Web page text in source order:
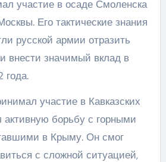
участие в осаде Смоленска
Его тактические знания
русской армии отразить
внести значимый вклад в
года.
участие в Кавказских
активную борьбу с горными
в Крыму. Он смог
с сложной ситуацией,